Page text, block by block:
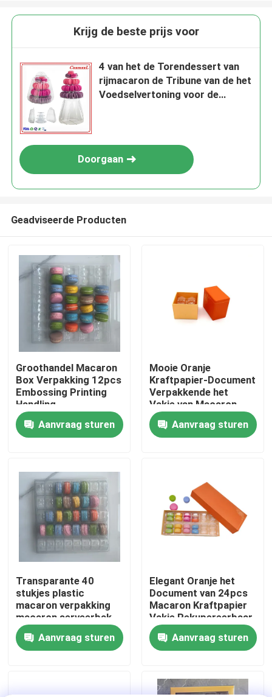
Huis
Producten
Video's
Fabriekstocht
Kwaliteitscontrole
Neem contact met ons op
Nieuws
Gevallen
Krijg de beste prijs voor
4 van het de Torendessert van
rijmacaron de Tribune van de het
Voedselvertoning voor de
Doorgaan
Geadviseerde Producten
Groothandel Macaron
Box Verpakking 12pcs
Embossing Printing
Handling
Aanvraag sturen
Mooie Oranje
Kraftpapier-Document
Verpakkende het
Vakje van Macaron
Rekupereerbare
UVdeklaag 2pcs
Aanvraag sturen
Transparante 40
stukjes plastic
macaron verpakking
macaron serveerbak
Aanvraag sturen
Elegant Oranje het
Document van 24pcs
Macaron Kraftpapier
Vakje Rekupereerbaar
met Plastic Binnen
Aanvraag sturen